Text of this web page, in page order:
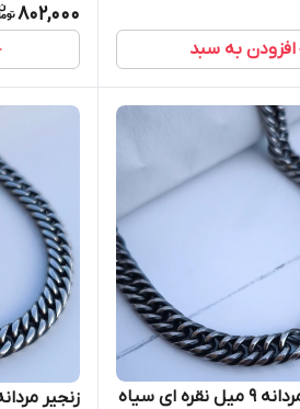
افزودن به سبد
802,000
زنجیر کارتیر مردانه ۹ میل نقره ای سیاه